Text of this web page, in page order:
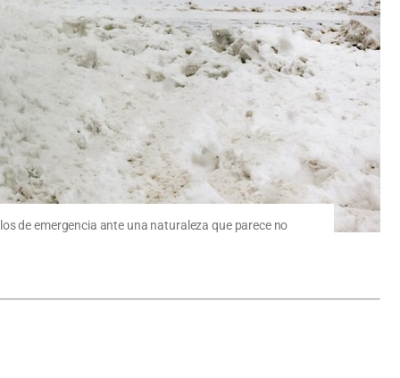
de emergencia ante una naturaleza que parece no